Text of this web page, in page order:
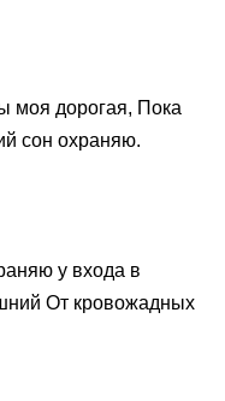
моя дорогая, Пока
сон охраняю.
у входа в
От кровожадных